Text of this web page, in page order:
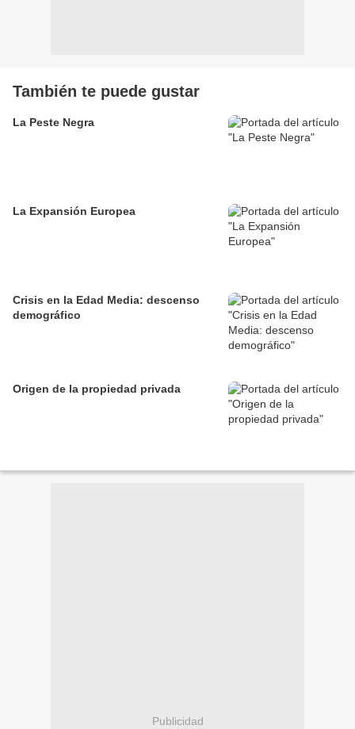
También te puede gustar
La Peste Negra
La Expansión Europea
Crisis en la Edad Media: descenso
demográfico
Origen de la propiedad privada
Publicidad